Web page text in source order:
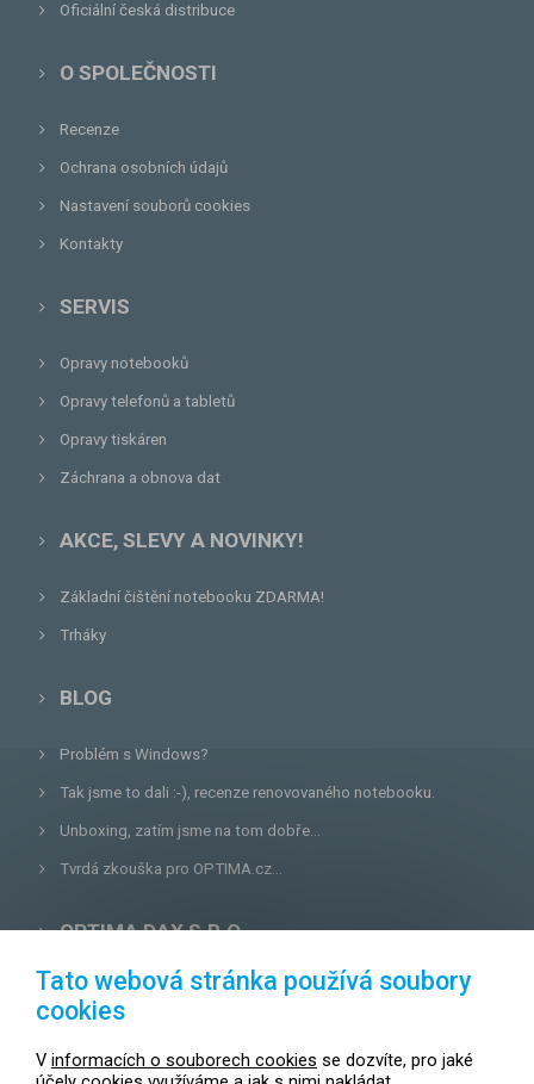
Oficiální česká distribuce
O SPOLEČNOSTI
Recenze
Ochrana osobních údajů
Nastavení souborů cookies
Kontakty
SERVIS
Opravy notebooků
Opravy telefonů a tabletů
Opravy tiskáren
Záchrana a obnova dat
AKCE, SLEVY A NOVINKY!
Základní čištění notebooku ZDARMA!
Trháky
BLOG
Problém s Windows?
Tak jsme to dali :-), recenze renovovaného notebooku.
Unboxing, zatím jsme na tom dobře...
Tvrdá zkouška pro OPTIMA.cz...
OPTIMA DAX S.R.O.
Lazecká 46/3, 779 00Olomouc
Zákaznická linka: +420 587 407 456
Tato webová stránka používá soubory
cookies
V informacích o souborech cookies se dozvíte, pro jaké